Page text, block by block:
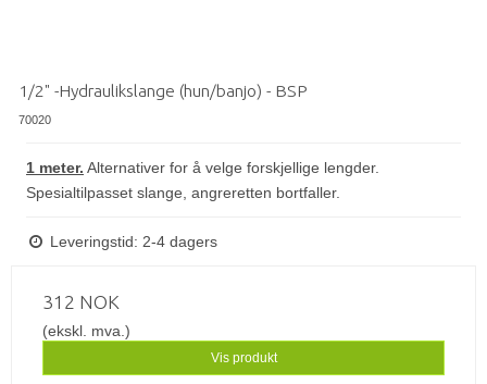
1/2" -Hydraulikslange (hun/banjo) - BSP
70020
1 meter. Alternativer for å velge forskjellige lengder.
Spesialtilpasset slange, angreretten bortfaller.
Leveringstid: 2-4 dagers
312 NOK
(ekskl. mva.)
Vis produkt